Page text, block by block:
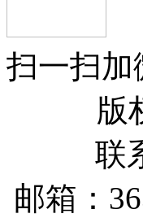
扫一扫加
版
联
邮箱：